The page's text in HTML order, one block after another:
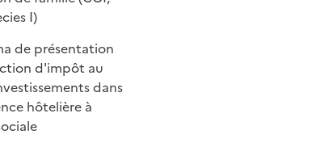
I)
de présentation
d'impôt au
dans
hôtelière à